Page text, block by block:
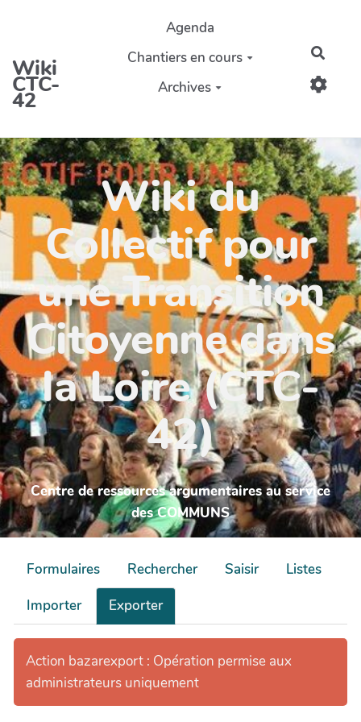
Aller au contenu principal
Wiki
CTC-
42
Agenda
Chantiers en cours
Archives
Wiki du
Collectif pour
une Transition
Citoyenne dans
la Loire (CTC-
42)
Centre de ressources argumentaires au service
des COMMUNS
Formulaires Rechercher Saisir
Listes
Importer
Exporter
Action bazarexport : Opération permise aux
administrateurs uniquement